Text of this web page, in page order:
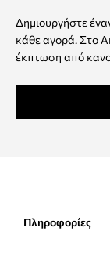
Δημιουργήστε
κάθε αγορά. Στο
έκπτωση από
Πληροφορίες